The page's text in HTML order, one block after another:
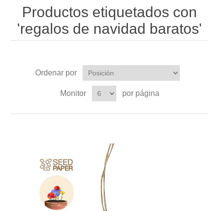
Productos etiquetados con
'regalos de navidad baratos'
Ordenar por
Monitor por página